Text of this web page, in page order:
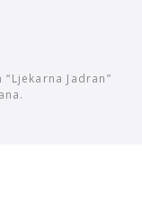
Jadran”